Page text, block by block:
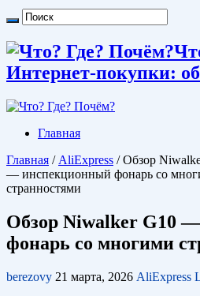
Интернет-покупки:
Главная
Главная / AliExpress / Обзор
— инспекционный фонарь со
странностями
Обзор Niwalker G10
фонарь со многими
berezovy 21 марта, 2026 AliExpress